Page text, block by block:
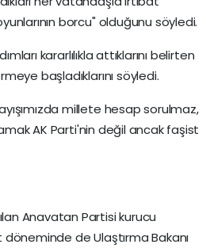
borcu" olduğunu söyledi.
kararlılıkla attıklarını belirten
başladıklarını söyledi.
millete hesap sorulmaz,
AK Parti'nin değil ancak faşist
Anavatan Partisi kurucu
de Ulaştırma Bakanı